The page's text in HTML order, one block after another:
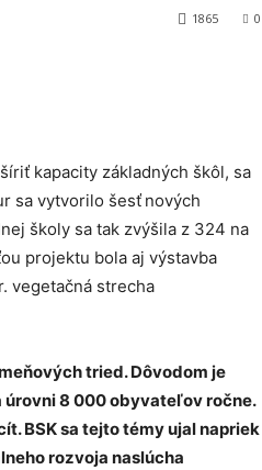
0
1865
kapacity základných škôl, sa
sa vytvorilo šesť nových
školy sa tak zvýšila z 324 na
projektu bola aj výstavba
vegetačná strecha
tried. Dôvodom je
úrovni 8 000 obyvateľov ročne.
BSK sa tejto témy ujal napriek
rozvoja naslúcha